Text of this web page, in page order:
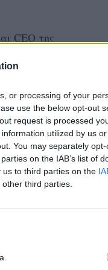
or processing of your
use the below opt-out
request is processed
utilized by us
You may separately
on the IAB’s list of
to third parties on the
third parties.
CEO της
κάτι νέο.